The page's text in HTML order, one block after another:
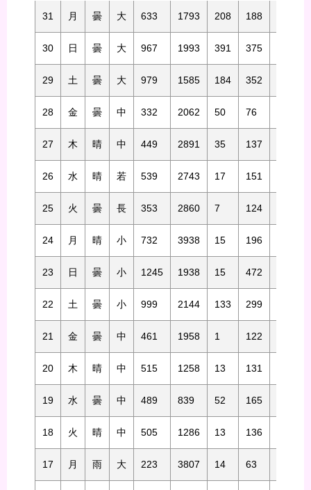
31 月 曇 大 633 1793 208 188
30 日 曇 大 967 1993 391 375
29 土 曇 大 979 1585 184 352
28 金 曇 中 332 2062 50 76
27 木 晴 中 449 2891 35 137
26 水 晴 若 539 2743 17 151
25 火 曇 長 353 2860 7 124
24 月 晴 小 732 3938 15 196
23 日 曇 小 1245 1938 15 472
22 土 曇 小 999 2144 133 299
21 金 曇 中 461 1958 1 122
20 木 晴 中 515 1258 13 131
19 水 曇 中 489 839 52 165
18 火 晴 中 505 1286 13 136
17 月 雨 大 223 3807 14 63